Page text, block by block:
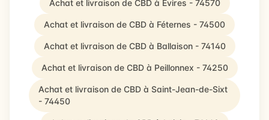
Achat et livraison de CBD à Évires - 74570
Achat et livraison de CBD à Féternes - 74500
Achat et livraison de CBD à Ballaison - 74140
Achat et livraison de CBD à Peillonnex - 74250
Achat et livraison de CBD à Saint-Jean-de-Sixt
- 74450